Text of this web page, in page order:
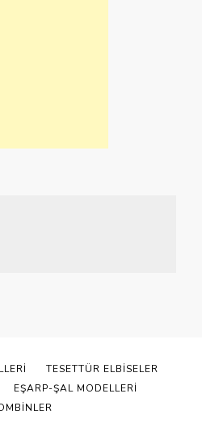
TESETTÜR ELBISELER
EŞARP-ŞAL MODELLERI